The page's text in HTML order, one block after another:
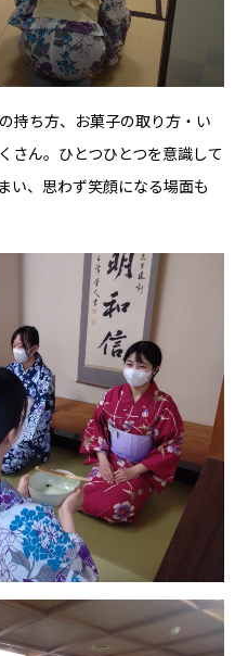
持ち方、お菓子の取り方・い
さん。ひとつひとつを意識して
い、思わず笑顔になる場面も